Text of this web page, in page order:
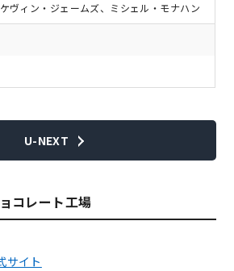
ヴィン・ジェームズ、ミシェル・モナハン
U-NEXT
コレート工場
サイト